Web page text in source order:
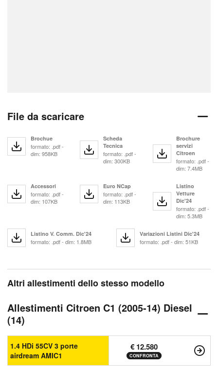
File da scaricare
Brochue
formato: .pdf -
dim: 958KB
Scheda
Tecnica
formato: .pdf -
dim: 300KB
Brochure
servizi
Citroen
formato: .pdf -
dim: 7.4MB
Accessori
formato: .pdf -
dim: 107KB
Euro NCap
formato: .pdf -
dim: 113KB
Listino
Vetture
Dic'24
formato: .pdf -
dim: 5.3MB
Listino V. Comm. Dic'24
formato: .pdf - dim: 1.8MB
Variazioni Listini Dic'24
formato: .pdf - dim: 51KB
Altri allestimenti dello stesso modello
Allestimenti Citroen C1 (2005-14) Diesel
(14)
1.4 HDi 55CV 3 porte
airdream AMIC1
€ 12.580
CONFRONTA